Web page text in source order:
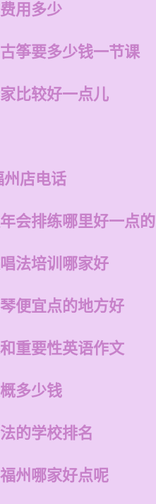
用多少
筝要多少钱一节课
比较好一点儿
店电话
会排练哪里好一点的
法培训哪家好
便宜点的地方好
重要性英语作文
多少钱
的学校排名
州哪家好点呢